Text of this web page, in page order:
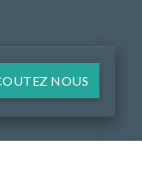
NOUS